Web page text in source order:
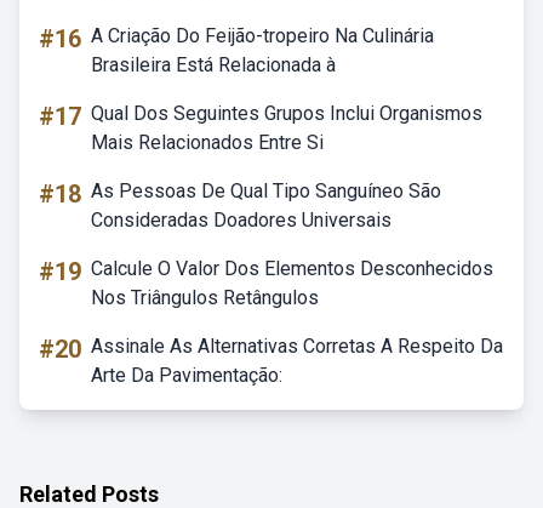
#16 A Criação Do Feijão-tropeiro Na Culinária
Brasileira Está Relacionada à
#17 Qual Dos Seguintes Grupos Inclui Organismos
Mais Relacionados Entre Si
#18 As Pessoas De Qual Tipo Sanguíneo São
Consideradas Doadores Universais
#19 Calcule O Valor Dos Elementos Desconhecidos
Nos Triângulos Retângulos
#20 Assinale As Alternativas Corretas A Respeito Da
Arte Da Pavimentação:
Related Posts